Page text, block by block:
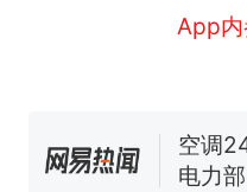
App
国大
线一
搬家
5060
空调
电力